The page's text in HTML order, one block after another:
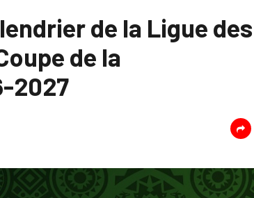
de la Ligue des
de la
2027